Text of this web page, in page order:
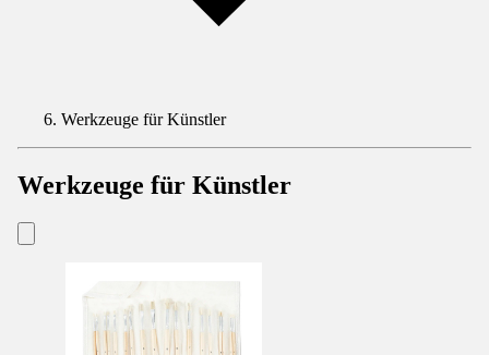
Werkzeuge für Künstler
Werkzeuge für Künstler